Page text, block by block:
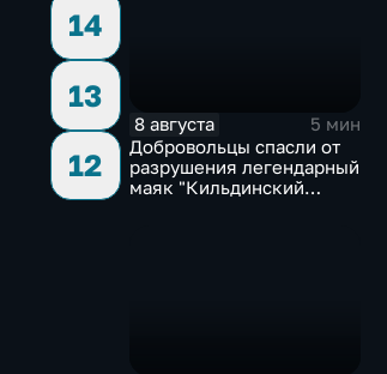
14
13
12
8 августа
5 мин
Добровольцы спасли от
разрушения легендарный
маяк "Кильдинский